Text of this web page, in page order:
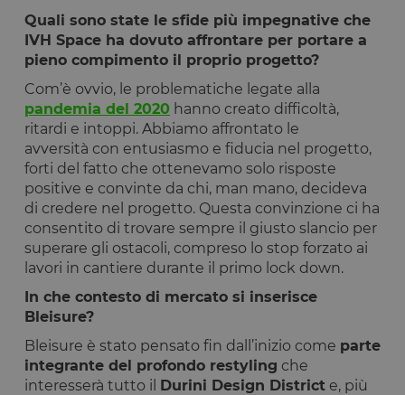
Quali sono state le sfide più impegnative che
IVH Space ha dovuto affrontare per portare a
pieno compimento il proprio progetto?
Com’è ovvio, le problematiche legate alla
pandemia del 2020 hanno creato difficoltà,
ritardi e intoppi. Abbiamo affrontato le
avversità con entusiasmo e fiducia nel progetto,
forti del fatto che ottenevamo solo risposte
positive e convinte da chi, man mano, decideva
di credere nel progetto. Questa convinzione ci ha
consentito di trovare sempre il giusto slancio per
superare gli ostacoli, compreso lo stop forzato ai
lavori in cantiere durante il primo lock down.
In che contesto di mercato si inserisce
Bleisure?
Bleisure è stato pensato fin dall’inizio come parte
integrante del profondo restyling che
interesserà tutto il Durini Design District e, più